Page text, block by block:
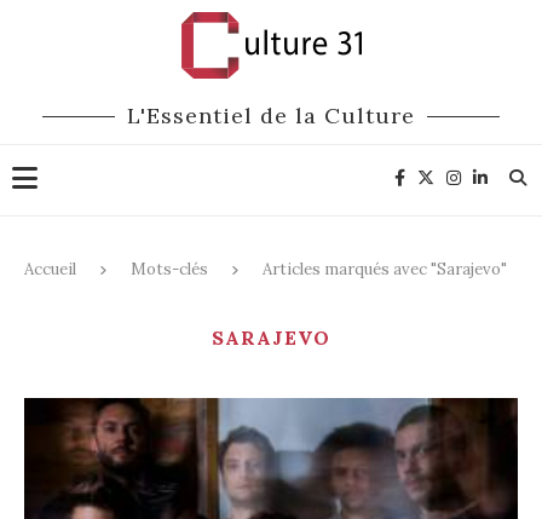
L'Essentiel de la Culture
Accueil Mots-clés Articles marqués avec "Sarajevo"
SARAJEVO